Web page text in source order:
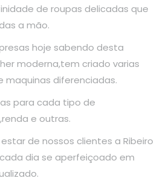
de roupas delicadas que
a mão.
hoje sabendo desta
moderna,tem criado varias
maquinas diferenciadas.
para cada tipo de
e outras.
de nossos clientes a Ribeiro
dia se aperfeiçoado em